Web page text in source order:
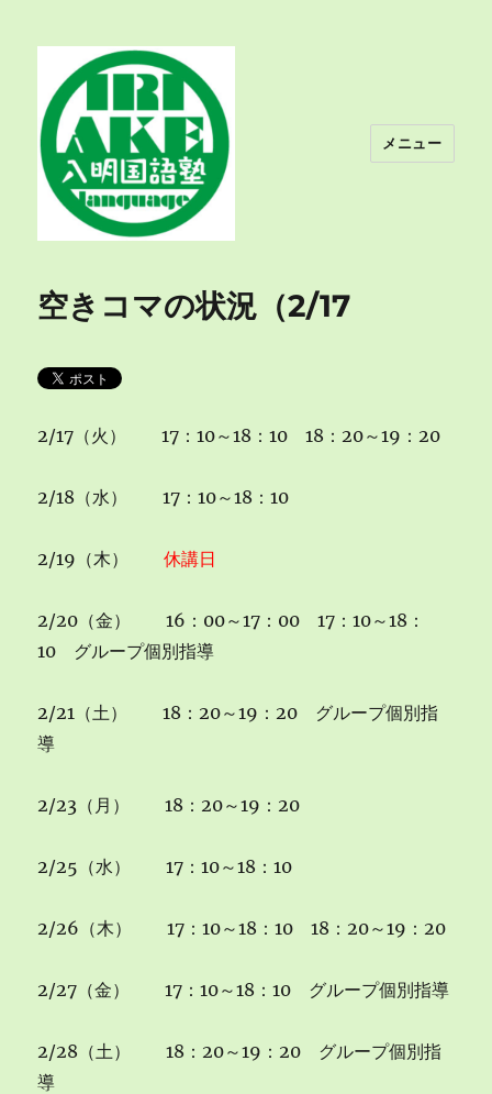
メニュー
空きコマの状況（2/17
2/17（火） 17：10～18：10 18：20～19：20
2/18（水） 17：10～18：10
2/19（木）休講日
2/20（金） 16：00～17：00 17：10～18：
10 グループ個別指導
2/21（土） 18：20～19：20 グループ個別指
導
2/23（月） 18：20～19：20
2/25（水） 17：10～18：10
2/26（木） 17：10～18：10 18：20～19：20
2/27（金） 17：10～18：10 グループ個別指導
2/28（土） 18：20～19：20 グループ個別指
導